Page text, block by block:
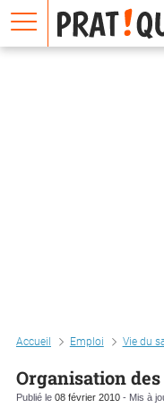
Accueil Emploi Vie du
Organisation
Publié le 08 février 2010 - Mis à
E
m
a